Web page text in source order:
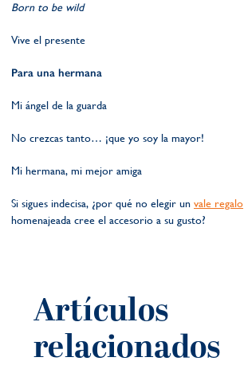
Born to be wild
Vive el presente
Para una hermana
Mi ángel de la guarda
No crezcas tanto… ¡que yo soy la mayor!
Mi hermana, mi mejor amiga
Si sigues indecisa, ¿por qué no elegir un vale regalo
homenajeada cree el accesorio a su gusto?
Artículos
relacionados